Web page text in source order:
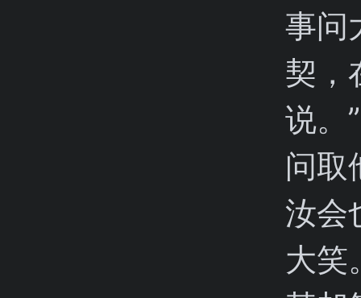
事问
契，
说。
问取
汝会
大笑